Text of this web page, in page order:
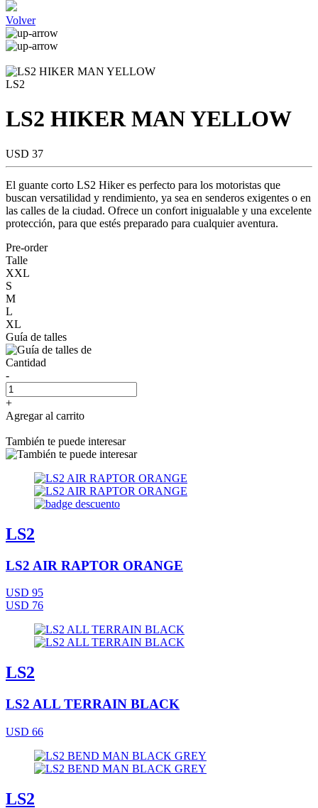
Volver
LS2
LS2 HIKER MAN YELLOW
USD 37
El guante corto LS2 Hiker es perfecto para los motoristas que
buscan versatilidad y rendimiento, ya sea en senderos exigentes o en
las calles de la ciudad. Ofrece un confort inigualable y una excelente
protección, para que estés preparado para cualquier aventura.
Pre-order
Talle
XXL
S
M
L
XL
Guía de talles
Cantidad
-
+
Agregar al carrito
También te puede interesar
LS2
LS2 AIR RAPTOR ORANGE
USD 95
USD 76
LS2
LS2 ALL TERRAIN BLACK
USD 66
LS2